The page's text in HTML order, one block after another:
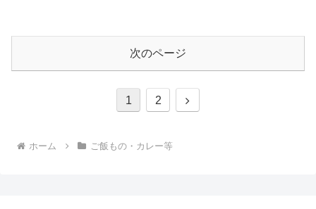
次のページ
1 2
ホーム ご飯もの・カレー等